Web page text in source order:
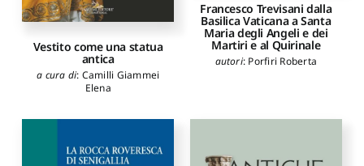
Vestito come una statua
antica
a cura di: Camilli Giammei
Elena
Francesco Trevisani dalla
Basilica Vaticana a Santa
Maria degli Angeli e dei
Martiri e al Quirinale
autori: Porfiri Roberta